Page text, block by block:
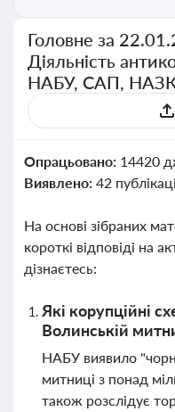
Головне за
Діяльність
НАБУ, САП,
Опрацьовано: 14420
Виявлено: 42
На основі зібраних
короткі відповіді на
дізнаєтесь:
Які корупційні
Волинській
НАБУ виявило
митниці з понад
також розслідує